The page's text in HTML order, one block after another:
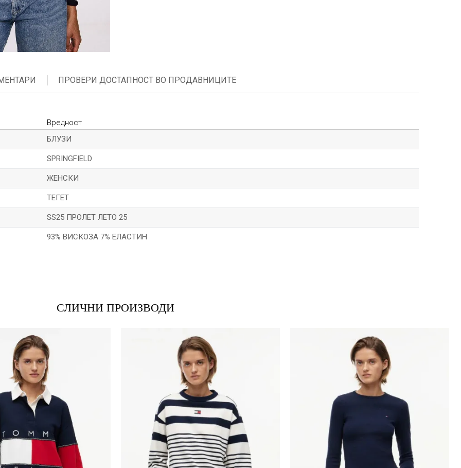
ПРОВЕРИ ДОСТАПНОСТ ВО ПРОДАВНИЦИТЕ
Вредност
БЛУЗИ
SPRINGFIELD
ЖЕНСКИ
ТЕГЕТ
SS25 ПРОЛЕТ ЛЕТО 25
93% ВИСКОЗА 7% ЕЛАСТИН
СЛИЧНИ ПРОИЗВОДИ